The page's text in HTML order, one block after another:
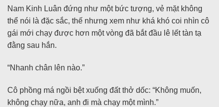
Nam Kinh Luân đứng như một bức tượng, vẻ mặt không
thể nói là đặc sắc, thế nhưng xem như khá khó coi nhìn cô
gái mới chạy được hơn một vòng đã bắt đầu lê lết tàn tạ
đằng sau hắn.
“Nhanh chân lên nào.”
Cô phồng má ngồi bệt xuống đất thở dốc: “Không muốn,
không chạy nữa, anh đi mà chạy một mình.”